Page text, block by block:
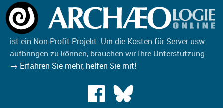
ist ein Non-Profit-Projekt. Um die Kosten für Server usw.
aufbringen zu können, brauchen wir Ihre Unterstützung.
→ Erfahren Sie mehr, helfen Sie mit!